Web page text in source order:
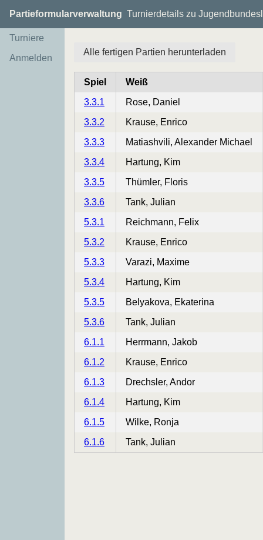
Partieformularverwaltung Turnierdetails zu
Turniere
Anmelden
Alle fertigen Partien herunterladen
Spiel
Weiß
3.3.1
Rose, Daniel
3.3.2
Krause, Enrico
3.3.3
Matiashvili, Alexander Michael
3.3.4
Hartung, Kim
3.3.5
Thümler, Floris
3.3.6
Tank, Julian
5.3.1
Reichmann, Felix
5.3.2
Krause, Enrico
5.3.3
Varazi, Maxime
5.3.4
Hartung, Kim
5.3.5
Belyakova, Ekaterina
5.3.6
Tank, Julian
6.1.1
Herrmann, Jakob
6.1.2
Krause, Enrico
6.1.3
Drechsler, Andor
6.1.4
Hartung, Kim
6.1.5
Wilke, Ronja
6.1.6
Tank, Julian